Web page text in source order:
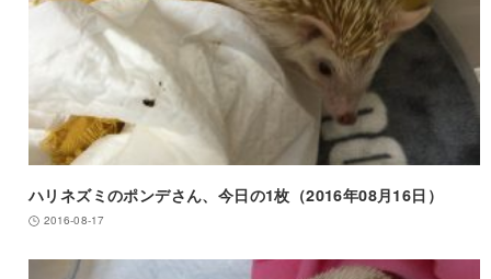
ハリネズミのポンデさん、今日の1枚（2016年08月16日）
2016-08-17